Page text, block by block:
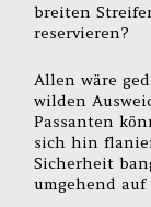
breiten
reservieren?
Allen wäre
wilden
Passanten
sich hin
Sicherheit
umgehend auf